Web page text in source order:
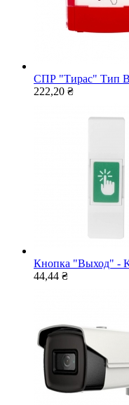
СПР "Тирас" Тип В
222,20 ₴
Кнопка "Выход" -
44,44 ₴